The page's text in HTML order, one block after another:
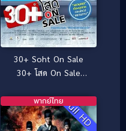
30+ Soht On Sale
30+ โสด On Sale
Full HD
พากย์ไทย